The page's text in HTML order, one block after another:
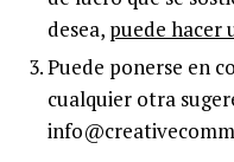
desea, puede hacer
Puede ponerse en
cualquier otra